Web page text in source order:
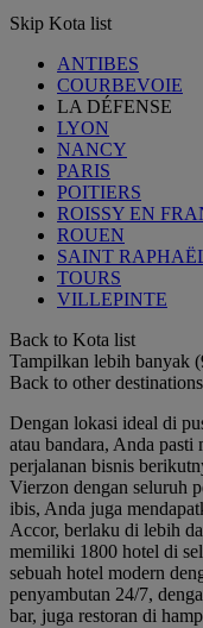
Skip Kota list
ANTIBES
COURBEVOIE
LA DÉFENSE
LYON
NANCY
PARIS
POITIERS
ROISSY EN
ROUEN
SAINT
TOURS
VILLEPINTE
Back to Kota list
Tampilkan lebih banyak
Back to other
Dengan lokasi ideal di
atau bandara, Anda
perjalanan bisnis
Vierzon dengan seluruh
ibis, Anda juga
Accor, berlaku di lebih
memiliki 1800 hotel di
sebuah hotel modern
penyambutan 24/7,
bar, juga restoran di